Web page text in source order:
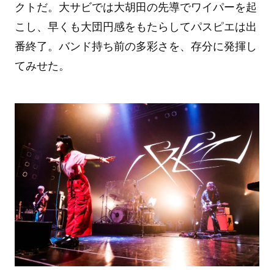
クトだ。大サビでは大胡田の先導でワイパーを起
こし、早くも大団円感をもたらしてパスピエは出
番終了。バンド持ち前の多彩さを、存分に発揮し
てみせた。